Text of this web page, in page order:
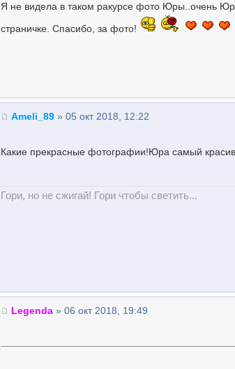
Я не видела в таком ракурсе фото Юры..очень
страничке. Спасибо, за фото!
Ameli_89 » 05 окт 2018, 12:22
Какие прекрасные фотографии!Юра самый
Гори, но не сжигай! Гори чтобы светить...
Legenda » 06 окт 2018, 19:49